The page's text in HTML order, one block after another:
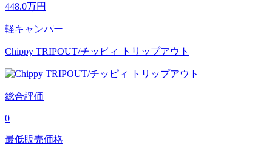
448.0万円
軽キャンパー
Chippy TRIPOUT/チッピィ トリップアウト
総合評価
0
最低販売価格